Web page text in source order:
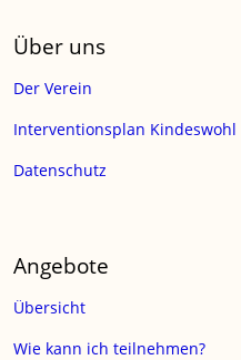
Über uns
Der Verein
Interventionsplan Kindeswohl
Datenschutz
Angebote
Übersicht
Wie kann ich teilnehmen?